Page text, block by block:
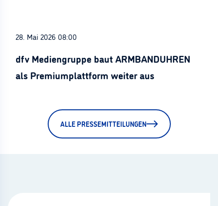
28. Mai 2026 08:00
dfv Mediengruppe baut ARMBANDUHREN
als Premiumplattform weiter aus
ALLE PRESSEMITTEILUNGEN